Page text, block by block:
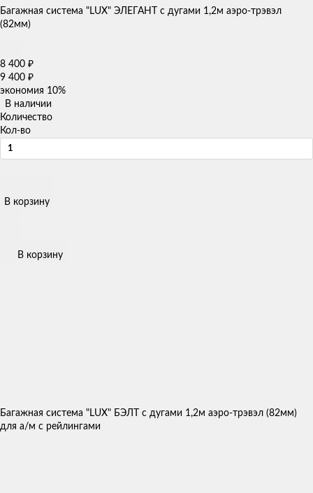
Багажная система "LUX" ЭЛЕГАНТ с дугами 1,2м аэро-трэвэл
(82мм)
8 400 ₽
9 400 ₽
экономия 10%
В наличии
Количество
Кол-во
В корзину
В корзину
Багажная система "LUX" БЭЛТ с дугами 1,2м аэро-трэвэл (82мм)
для а/м с рейлингами